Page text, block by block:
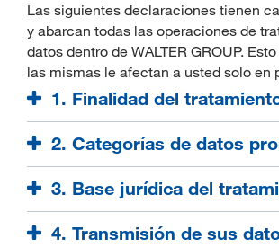
Las siguientes declaraciones tienen
y abarcan todas las operaciones de
datos dentro de WALTER GROUP.
las mismas le afectan a usted solo en
1. Finalidad del
2. Categorías de datos
3. Base jurídica del
4. Transmisión de sus